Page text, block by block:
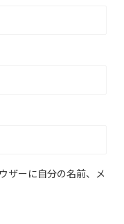
ザーに自分の名前、メ